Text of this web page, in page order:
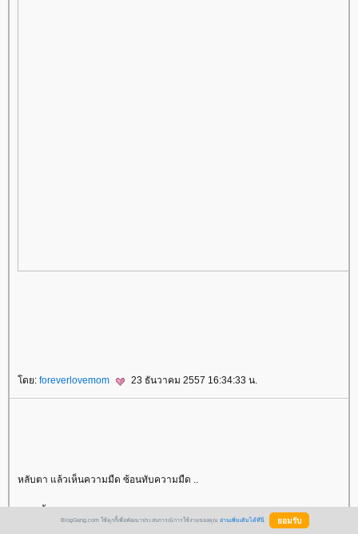
ดย: foreverlovemom 23 ธันวาคม 2557 16:34:33 น.
หลับตา แล้วเห็นความมืด ซ้อนทับความมืด ..
BlogGang.com ใช้คุกกี้เพื่อพัฒนาประสบการณ์การใช้งานของคุณ อ่านเพิ่มเติมได้ที่นี่